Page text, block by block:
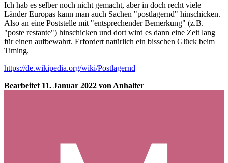
Ich hab es selber noch nicht gemacht, aber in doch recht viele
Länder Europas kann man auch Sachen "postlagernd" hinschicken.
Also an eine Poststelle mit "entsprechender Bemerkung" (z.B.
"poste restante") hinschicken und dort wird es dann eine Zeit lang
für einen aufbewahrt. Erfordert natürlich ein bisschen Glück beim
Timing.
https://de.wikipedia.org/wiki/Postlagernd
Bearbeitet 11. Januar 2022 von Anhalter